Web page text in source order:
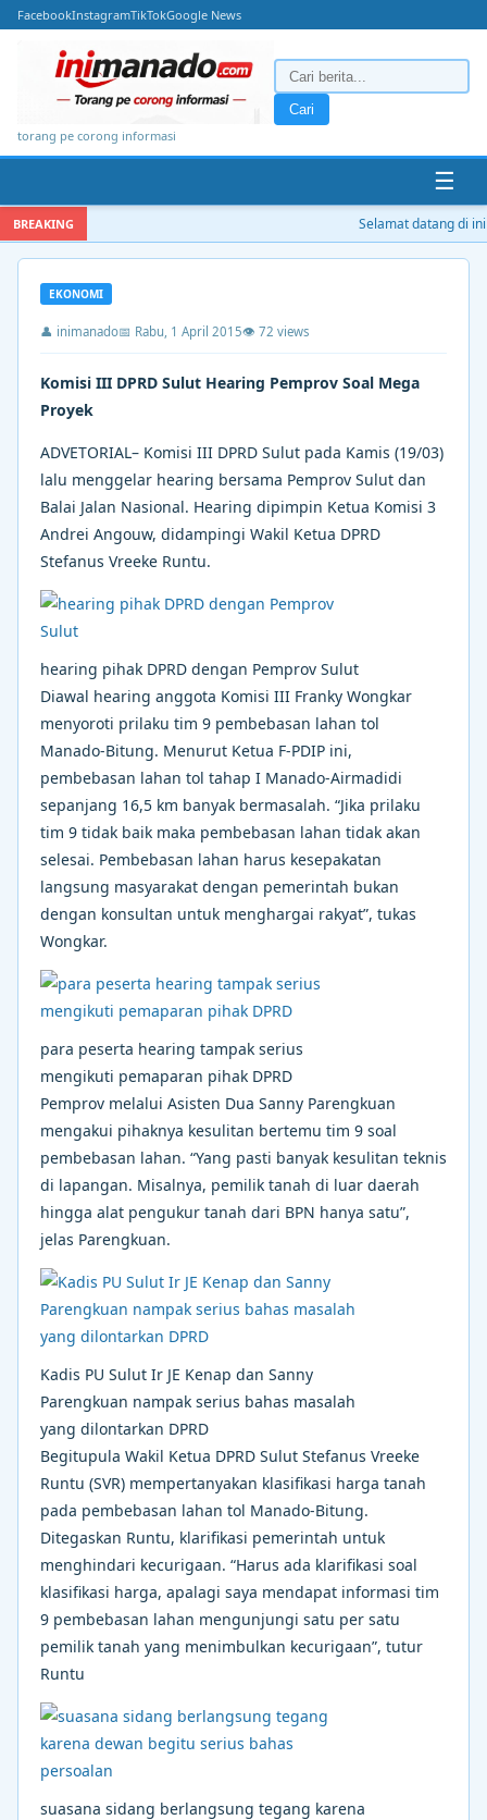
FacebookInstagramTikTokGoogle News
torang pe corong informasi
Cari
☰
BREAKING Selamat datang di
EKONOMI
👤 inimanado📅 Rabu, 1 April 2015👁 72 views
Komisi III DPRD Sulut Hearing Pemprov Soal Mega
Proyek
ADVETORIAL– Komisi III DPRD Sulut pada Kamis (19/03)
lalu menggelar hearing bersama Pemprov Sulut dan
Balai Jalan Nasional. Hearing dipimpin Ketua Komisi 3
Andrei Angouw, didampingi Wakil Ketua DPRD
Stefanus Vreeke Runtu.
hearing pihak DPRD dengan Pemprov Sulut
Diawal hearing anggota Komisi III Franky Wongkar
menyoroti prilaku tim 9 pembebasan lahan tol
Manado-Bitung. Menurut Ketua F-PDIP ini,
pembebasan lahan tol tahap I Manado-Airmadidi
sepanjang 16,5 km banyak bermasalah. “Jika prilaku
tim 9 tidak baik maka pembebasan lahan tidak akan
selesai. Pembebasan lahan harus kesepakatan
langsung masyarakat dengan pemerintah bukan
dengan konsultan untuk menghargai rakyat”, tukas
Wongkar.
para peserta hearing tampak serius
mengikuti pemaparan pihak DPRD
Pemprov melalui Asisten Dua Sanny Parengkuan
mengakui pihaknya kesulitan bertemu tim 9 soal
pembebasan lahan. “Yang pasti banyak kesulitan teknis
di lapangan. Misalnya, pemilik tanah di luar daerah
hingga alat pengukur tanah dari BPN hanya satu”,
jelas Parengkuan.
Kadis PU Sulut Ir JE Kenap dan Sanny
Parengkuan nampak serius bahas masalah
yang dilontarkan DPRD
Begitupula Wakil Ketua DPRD Sulut Stefanus Vreeke
Runtu (SVR) mempertanyakan klasifikasi harga tanah
pada pembebasan lahan tol Manado-Bitung.
Ditegaskan Runtu, klarifikasi pemerintah untuk
menghindari kecurigaan. “Harus ada klarifikasi soal
klasifikasi harga, apalagi saya mendapat informasi tim
9 pembebasan lahan mengunjungi satu per satu
pemilik tanah yang menimbulkan kecurigaan”, tutur
Runtu
suasana sidang berlangsung tegang karena